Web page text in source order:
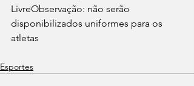
LivreObservação: não serão
disponibilizados uniformes para os
atletas
Esportes